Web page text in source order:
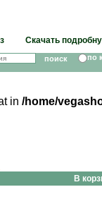
Скачать
по
in /home/
В